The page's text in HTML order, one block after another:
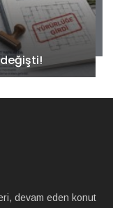
ilgili
devam eden konut